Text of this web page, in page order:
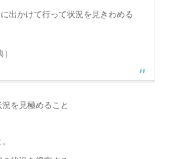
出かけて行って状況を見きわめる
を見極めること